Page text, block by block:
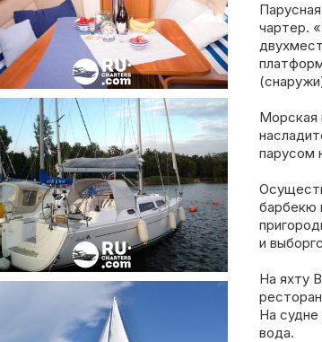
чартер.
Морская
парусом
барбекю
и
На яхту
На
вода.